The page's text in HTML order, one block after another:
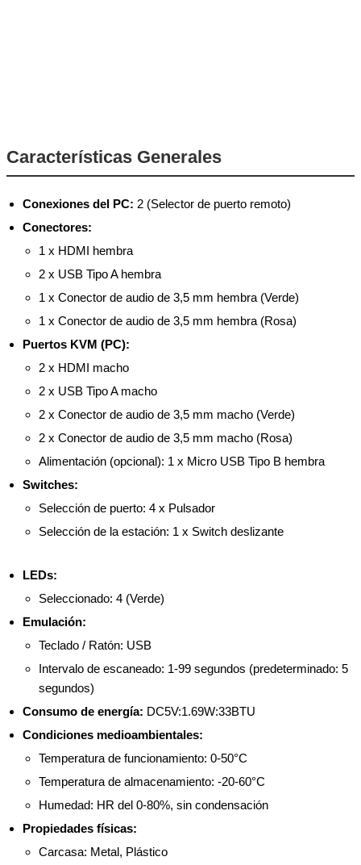
Características Generales
Conexiones del PC: 2 (Selector de puerto remoto)
Conectores:
1 x HDMI hembra
2 x USB Tipo A hembra
1 x Conector de audio de 3,5 mm hembra (Verde)
1 x Conector de audio de 3,5 mm hembra (Rosa)
Puertos KVM (PC):
2 x HDMI macho
2 x USB Tipo A macho
2 x Conector de audio de 3,5 mm macho (Verde)
2 x Conector de audio de 3,5 mm macho (Rosa)
Alimentación (opcional): 1 x Micro USB Tipo B hembra
Switches:
Selección de puerto: 4 x Pulsador
Selección de la estación: 1 x Switch deslizante
LEDs:
Seleccionado: 4 (Verde)
Emulación:
Teclado / Ratón: USB
Intervalo de escaneado: 1-99 segundos (predeterminado: 5
segundos)
Consumo de energía: DC5V:1.69W:33BTU
Condiciones medioambientales:
Temperatura de funcionamiento: 0-50°C
Temperatura de almacenamiento: -20-60°C
Humedad: HR del 0-80%, sin condensación
Propiedades físicas:
Carcasa: Metal, Plástico